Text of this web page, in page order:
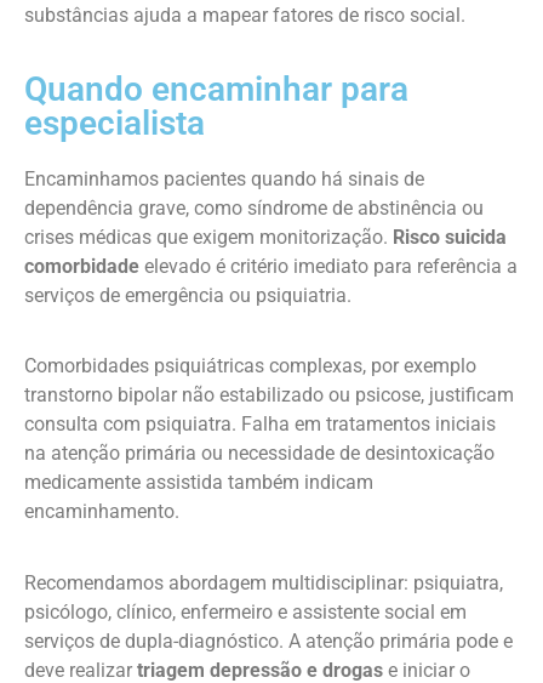
substâncias ajuda a mapear fatores de risco social.
Quando encaminhar para
especialista
Encaminhamos pacientes quando há sinais de
dependência grave, como síndrome de abstinência ou
crises médicas que exigem monitorização. Risco suicida
comorbidade elevado é critério imediato para referência a
serviços de emergência ou psiquiatria.
Comorbidades psiquiátricas complexas, por exemplo
transtorno bipolar não estabilizado ou psicose, justificam
consulta com psiquiatra. Falha em tratamentos iniciais
na atenção primária ou necessidade de desintoxicação
medicamente assistida também indicam
encaminhamento.
Recomendamos abordagem multidisciplinar: psiquiatra,
psicólogo, clínico, enfermeiro e assistente social em
serviços de dupla-diagnóstico. A atenção primária pode e
deve realizar triagem depressão e drogas e iniciar o